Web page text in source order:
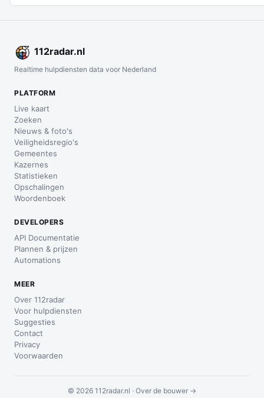
112radar.nl
Realtime hulpdiensten data voor Nederland
PLATFORM
Live kaart
Zoeken
Nieuws & foto's
Veiligheidsregio's
Gemeentes
Kazernes
Statistieken
Opschalingen
Woordenboek
DEVELOPERS
API Documentatie
Plannen & prijzen
Automations
MEER
Over 112radar
Voor hulpdiensten
Suggesties
Contact
Privacy
Voorwaarden
© 2026 112radar.nl · Over de bouwer →